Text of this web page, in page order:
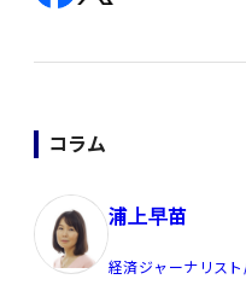
コラム
浦上早苗
経済ジャーナリス